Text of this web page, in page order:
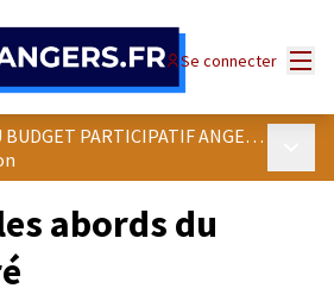
Se connecter
LES RÉALISATIONS DU BUDGET PARTICIPATIF ANGEVIN
abords du